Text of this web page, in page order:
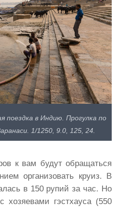
поездка в Индию. Прогулка по
1/1250, 9.0, 125, 24.
к вам будут обращаться
организовать круиз. В
в 150 рупий за час. Но
хозяевами гэстхауса (550